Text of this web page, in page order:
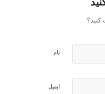
کنید؟
نام
ایمیل